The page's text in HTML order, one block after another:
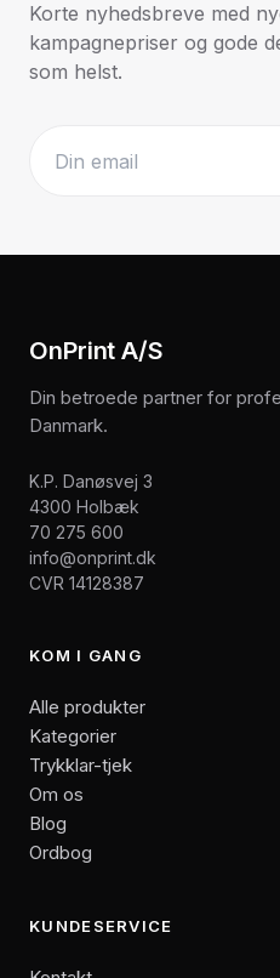
Korte nyhedsbreve med
kampagnepriser og gode
som helst.
OnPrint A/S
Din betroede partner for
Danmark.
K.P. Danøsvej 3
4300 Holbæk
70 275 600
info@onprint.dk
CVR 14128387
KOM I GANG
Alle produkter
Kategorier
Trykklar-tjek
Om os
Blog
Ordbog
KUNDESERVICE